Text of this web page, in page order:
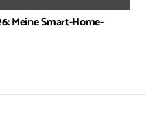
Meine Smart-Home-